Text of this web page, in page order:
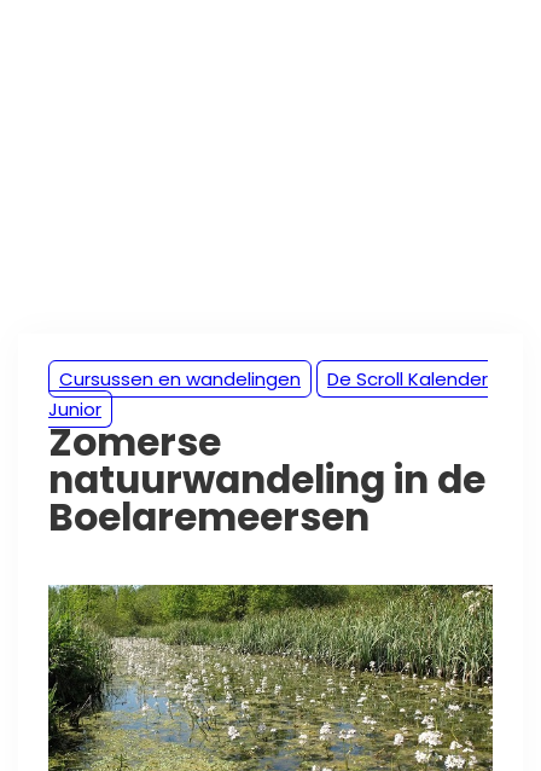
Cursussen en wandelingen
De Scroll Kalender
Junior
Zomerse
natuurwandeling in de
Boelaremeersen